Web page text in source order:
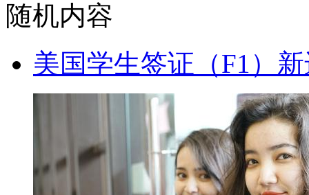
随机内容
美国学生签证（F1）